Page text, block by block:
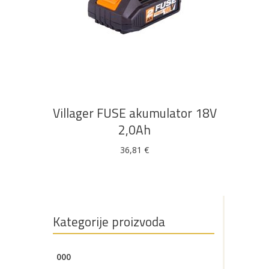
Metalna
galanterija
Elektromaterijal
Vijčana
roba
Villager FUSE akumulator 18V
2,0Ah
36,81 €
Kategorije proizvoda
000